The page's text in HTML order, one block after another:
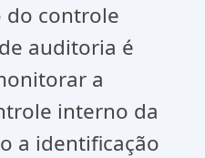
do controle
auditoria é
a
interno da
a identificação